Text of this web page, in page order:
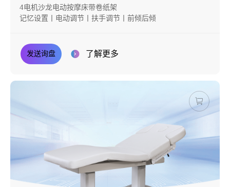
4电机沙龙电动按摩床带卷纸架
记忆设置丨电动调节丨扶手调节丨前倾后倾
发送询盘 了解更多